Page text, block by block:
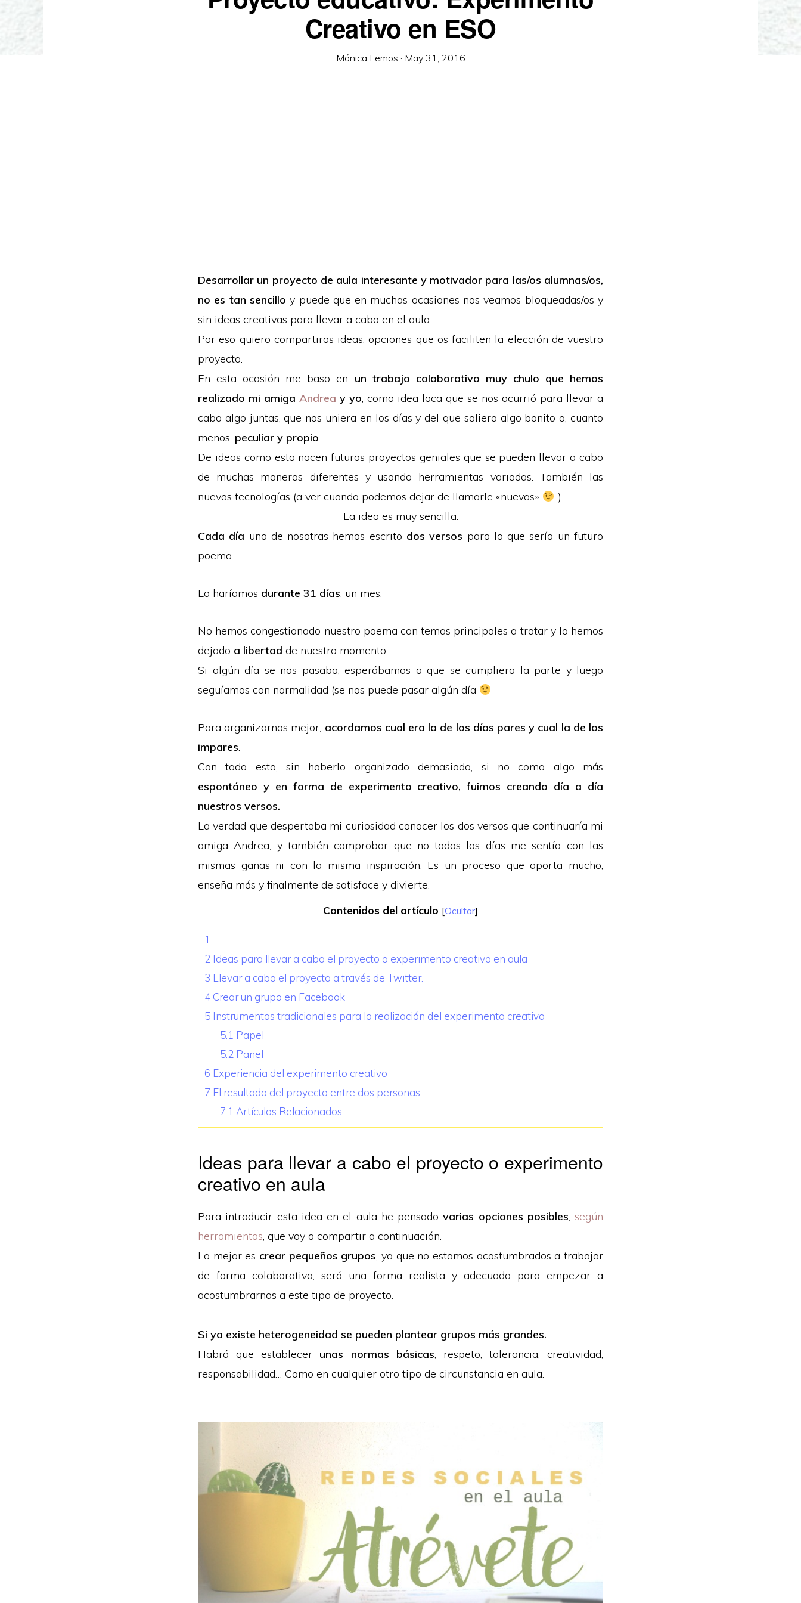
Creativo en ESO
Mónica Lemos · May 31, 2016
Desarrollar un proyecto de aula interesante y motivador para las/os alumnas/os,
no es tan sencillo y puede que en muchas ocasiones nos veamos bloqueadas/os y
sin ideas creativas para llevar a cabo en el aula.
Por eso quiero compartiros ideas, opciones que os faciliten la elección de vuestro
proyecto.
En esta ocasión me baso en un trabajo colaborativo muy chulo que hemos
realizado mi amiga Andrea y yo, como idea loca que se nos ocurrió para llevar a
cabo algo juntas, que nos uniera en los días y del que saliera algo bonito o, cuanto
menos, peculiar y propio.
De ideas como esta nacen futuros proyectos geniales que se pueden llevar a cabo
de muchas maneras diferentes y usando herramientas variadas. También las
nuevas tecnologías (a ver cuando podemos dejar de llamarle «nuevas»
)
La idea es muy sencilla.
Cada día una de nosotras hemos escrito dos versos para lo que sería un futuro
poema.
Lo haríamos durante 31 días, un mes.
No hemos congestionado nuestro poema con temas principales a tratar y lo hemos
dejado a libertad de nuestro momento.
Si algún día se nos pasaba, esperábamos a que se cumpliera la parte y luego
seguíamos con normalidad (se nos puede pasar algún día
Para organizarnos mejor, acordamos cual era la de los días pares y cual la de los
impares.
Con todo esto, sin haberlo organizado demasiado, si no como algo más
espontáneo y en forma de experimento creativo, fuimos creando día a día
nuestros versos.
La verdad que despertaba mi curiosidad conocer los dos versos que continuaría mi
amiga Andrea, y también comprobar que no todos los días me sentía con las
mismas ganas ni con la misma inspiración. Es un proceso que aporta mucho,
enseña más y finalmente de satisface y divierte.
Contenidos del artículo [Ocultar]
1
2 Ideas para llevar a cabo el proyecto o experimento creativo en aula
3 Llevar a cabo el proyecto a través de Twitter.
4 Crear un grupo en Facebook
5 Instrumentos tradicionales para la realización del experimento creativo
5.1 Papel
5.2 Panel
6 Experiencia del experimento creativo
7 El resultado del proyecto entre dos personas
7.1 Artículos Relacionados
Ideas para llevar a cabo el proyecto o experimento
creativo en aula
Para introducir esta idea en el aula he pensadovarias opciones posibles, según
herramientas, que voy a compartir a continuación.
Lo mejor es crear pequeños grupos, ya que no estamos acostumbrados a trabajar
de forma colaborativa, será una forma realista y adecuada para empezar a
acostumbrarnos a este tipo de proyecto.
Si ya existe heterogeneidad se pueden plantear grupos más grandes.
Habrá que establecer unas normas básicas; respeto, tolerancia, creatividad,
responsabilidad… Como en cualquier otro tipo de circunstancia en aula.